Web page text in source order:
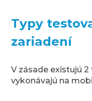
Typy
zariadení
V zásade existujú
vykonávajú na